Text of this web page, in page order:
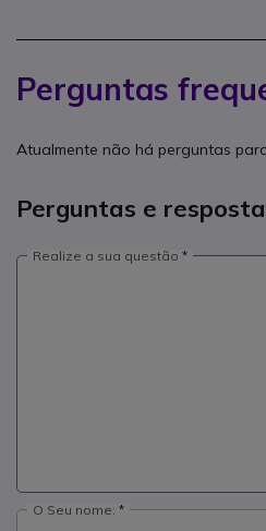
Perguntas
Atualmente não há perguntas
Perguntas e
Realize a sua questão
O Seu nome: